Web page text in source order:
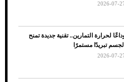
2026-07-
لحرارة التمارين.. تقنية جديدة تمنح
الجسم تبريدًا مستمرًا
2026-07-